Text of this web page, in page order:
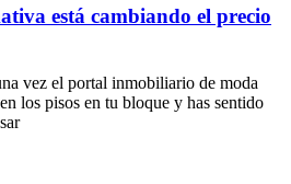
está cambiando el precio
vez el portal inmobiliario de moda
los pisos en tu bloque y has sentido